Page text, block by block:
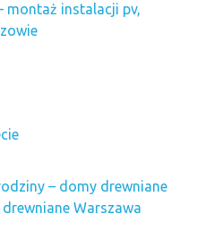
montaż instalacji pv,
– domy drewniane
Warszawa